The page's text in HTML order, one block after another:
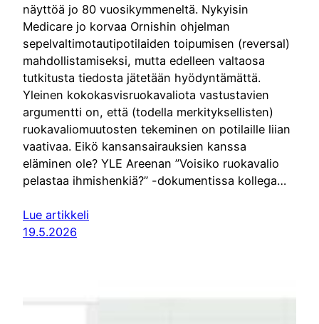
näyttöä jo 80 vuosikymmeneltä. Nykyisin
Medicare jo korvaa Ornishin ohjelman
sepelvaltimotautipotilaiden toipumisen (reversal)
mahdollistamiseksi, mutta edelleen valtaosa
tutkitusta tiedosta jätetään hyödyntämättä.
Yleinen kokokasvisruokavaliota vastustavien
argumentti on, että (todella merkityksellisten)
ruokavaliomuutosten tekeminen on potilaille liian
vaativaa. Eikö kansansairauksien kanssa
eläminen ole? YLE Areenan ”Voisiko ruokavalio
pelastaa ihmishenkiä?” -dokumentissa kollega…
Lue artikkeli
19.5.2026